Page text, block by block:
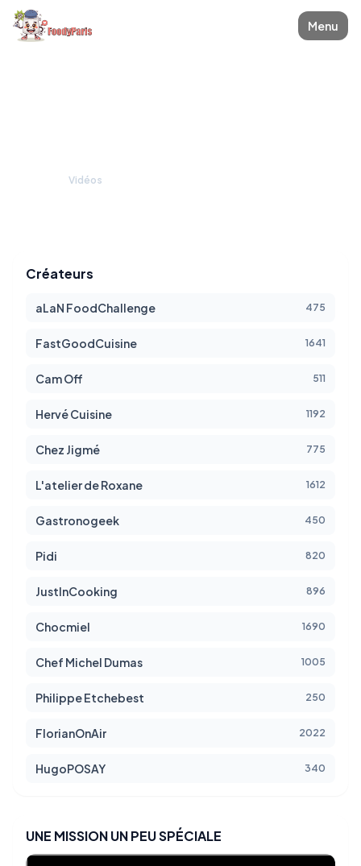
Menu
Vidéos
Créateurs
aLaN FoodChallenge 475
FastGoodCuisine 1641
Cam Off 511
Hervé Cuisine 1192
Chez Jigmé 775
L'atelier de Roxane 1612
Gastronogeek 450
Pidi 820
JustInCooking 896
Chocmiel 1690
Chef Michel Dumas 1005
Philippe Etchebest 250
FlorianOnAir 2022
HugoPOSAY 340
UNE MISSION UN PEU SPÉCIALE